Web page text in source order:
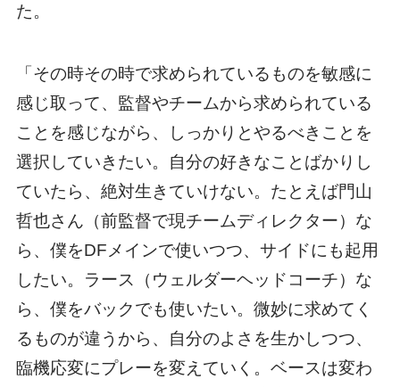
た。
「その時その時で求められているものを敏感に
感じ取って、監督やチームから求められている
ことを感じながら、しっかりとやるべきことを
選択していきたい。自分の好きなことばかりし
ていたら、絶対生きていけない。たとえば門山
哲也さん（前監督で現チームディレクター）な
ら、僕をDFメインで使いつつ、サイドにも起用
したい。ラース（ウェルダーヘッドコーチ）な
ら、僕をバックでも使いたい。微妙に求めてく
るものが違うから、自分のよさを生かしつつ、
臨機応変にプレーを変えていく。ベースは変わ